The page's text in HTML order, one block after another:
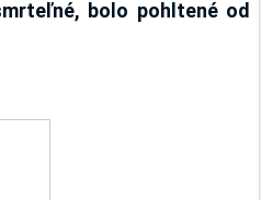
bolo pohltené od